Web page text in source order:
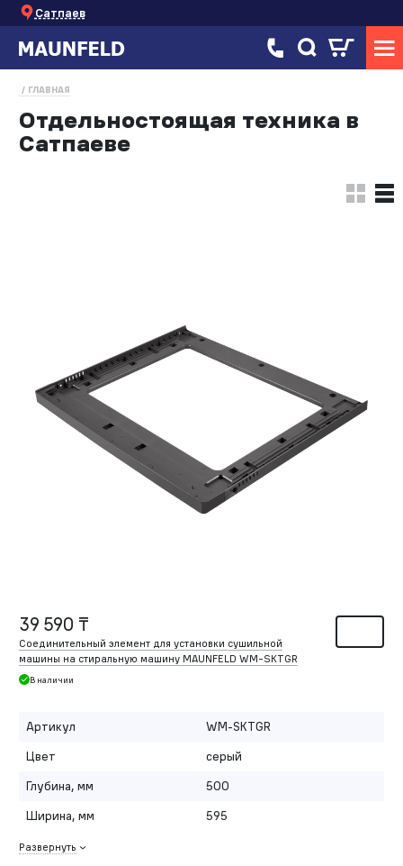
Сатпаев
ГЛАВНАЯ
Отдельностоящая техника в
Сатпаеве
39 590 ₸
Соединительный элемент для установки сушильной
машины на стиральную машину MAUNFELD WM-SKTGR
В наличии
Артикул
WM-SKTGR
Цвет
серый
Глубина, мм
500
Ширина, мм
595
Развернуть